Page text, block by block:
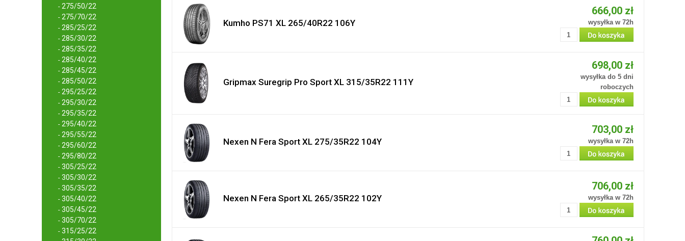
- 275/50/22
- 275/70/22
- 285/25/22
- 285/30/22
- 285/35/22
- 285/40/22
- 285/45/22
- 285/50/22
- 295/25/22
- 295/30/22
- 295/35/22
- 295/40/22
- 295/55/22
- 295/60/22
- 295/80/22
- 305/25/22
- 305/30/22
- 305/35/22
- 305/40/22
- 305/45/22
- 305/70/22
- 315/25/22
Kumho PS71 XL 265/40R22 106Y
666,00 zł
wysyłka w 72h
Gripmax Suregrip Pro Sport XL 315/35R22 111Y
698,00 zł
wysyłka do 5 dni
roboczych
Nexen N Fera Sport XL 275/35R22 104Y
703,00 zł
wysyłka w 72h
Nexen N Fera Sport XL 265/35R22 102Y
706,00 zł
wysyłka w 72h